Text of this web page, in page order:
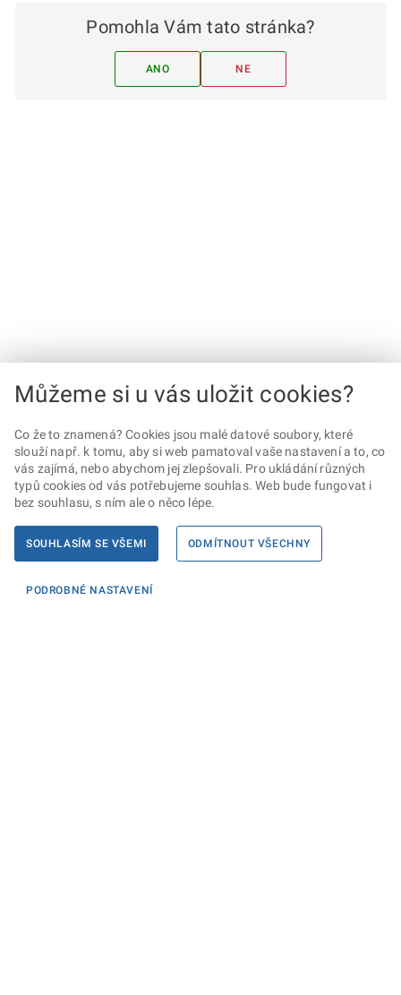
Pomohla Vám tato stránka?
ANO NE
Můžeme si u vás uložit cookies?
Co že to znamená? Cookies jsou malé datové soubory, které
slouží např. k tomu, aby si web pamatoval vaše nastavení a to, co
vás zajímá, nebo abychom jej zlepšovali. Pro ukládání různých
typů cookies od vás potřebujeme souhlas. Web bude fungovat i
bez souhlasu, s ním ale o něco lépe.
SOUHLASÍM SE VŠEMI ODMÍTNOUT VŠECHNY
PODROBNÉ NASTAVENÍ